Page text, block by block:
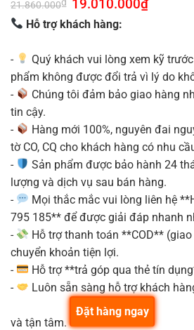
21.860.000
gốc
là:
21.860.000₫.
19.010.000₫
Hỗ trợ khách hàng:
-
Quý khách vui lòng xem kỹ
phẩm không được đổi trả vì lý do
-
Chúng tôi đảm bảo giao hàng
tin cậy.
-
Hàng mới 100%, nguyên đai
tờ CO, CQ cho khách hàng có nhu
-
Sản phẩm được bảo hành 24
lượng và dịch vụ sau bán hàng.
-
Mọi thắc mắc vui lòng liên hệ
795 185** để được giải đáp nhanh
-
Hỗ trợ thanh toán **COD**
chuyển khoản tiện lợi.
-
Hỗ trợ **trả góp qua thẻ tín
-
Luôn sẵn sàng hỗ trợ khách
và tận tâm.
Đặt hàng ngay